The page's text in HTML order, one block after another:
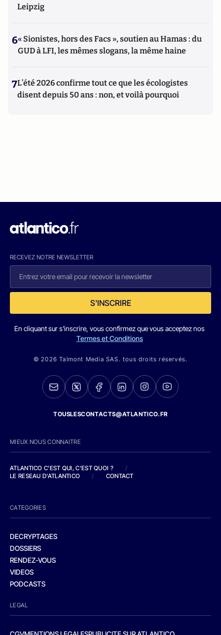
Leipzig
6« Sionistes, hors des Facs », soutien au Hamas : du
GUD à LFI, les mêmes slogans, la même haine
7L’été 2026 confirme tout ce que les écologistes
disent depuis 50 ans : non, et voilà pourquoi
RECEVEZ NOTRE NEWSLETTER
S'INSCRIRE
En cliquant sur s'inscrire, vous confirmez que vous acceptez nos
Termes et Conditions
© 2026 Talmont Media SAS. tous droits réservés.
TOUSLESCONTACTS@ATLANTICO.FR
MIEUX NOUS CONNAITRE
ATLANTICO C'EST QUI, C'EST QUOI ?
/
LE RESEAU D'ATLANTICO
/ CONTACT
CATEGORIES
DECRYPTAGES
DOSSIERS
RENDEZ-VOUS
VIDEOS
PODCASTS
LEGAL